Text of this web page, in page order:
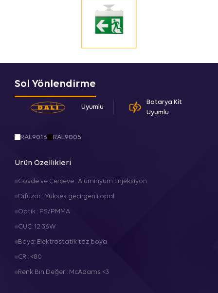
Sol Yönlendirme
Uyumlu
Batarya Kit
Uyumlu
RAL9016 RAL9005
Ürün Özellikleri
Gövde ve Çerçeve : Alüminyum Enjeksiyon
Difüzör : Yüksek geçirgenli opal
Optik : PS/PMMA
GÜÇ: 12-36W
Boya: Elektrostatik toz boya
CRI: <80
Renk Bin Değeri: McAdams <3